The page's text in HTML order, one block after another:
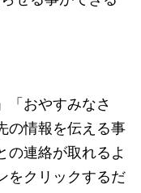
「おやすみなさ
の情報を伝える事
の連絡が取れるよ
をクリックするだ